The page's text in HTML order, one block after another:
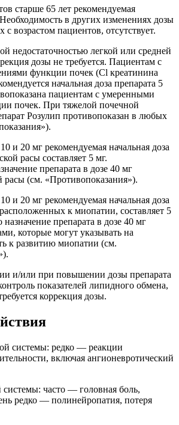
старше 65 лет рекомендуемая
в других изменениях дозы
с возрастом пациентов, отсутствует.
недостаточностью легкой или средней
дозы не требуется. Пациентам с
функции почек (Cl креатинина
начальная доза препарата 5
пациентам с умеренными
почек. При тяжелой почечной
Розулип противопоказан в любых
и 20 мг рекомендуемая начальная доза
расы составляет 5 мг.
препарата в дозе 40 мг
расы (см. «Противопоказания»).
и 20 мг рекомендуемая начальная доза
к миопатии, составляет 5
препарата в дозе 40 мг
которые могут указывать на
к развитию миопатии (см.
и/или при повышении дозы препарата
показателей липидного обмена,
коррекция дозы.
системы: редко — реакции
включая ангионевротический
часто — головная боль,
редко — полинейропатия, потеря